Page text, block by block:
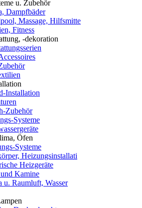
u. Zubehör
Dampfbäder
Massage, Hilfsmitte
Fitness
-dekoration
Installation
Zubehör
Systeme
Öfen
Systeme
Heizungsinstallati
Heizgeräte
Kamine
u. Raumluft, Wasser